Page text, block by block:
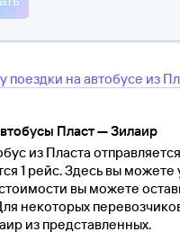
поездки на автобусе из
Пласт — Зилаир
из Пласта
1 рейс. Здесь вы
вы можете
некоторых
из представленных.